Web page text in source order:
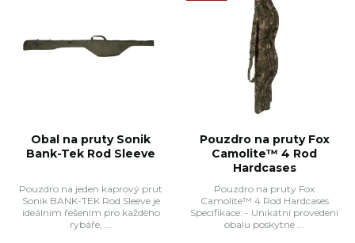
Obal na pruty Sonik
Bank-Tek Rod Sleeve
Pouzdro na jeden kaprový prut
Sonik BANK-TEK Rod Sleeve je
ideálním řešením pro každého
rybáře, ...
Pouzdro na pruty Fox
Camolite™ 4 Rod
Hardcases
Pouzdro na pruty Fox
Camolite™ 4 Rod Hardcases
Specifikace: - Unikátní provedení
obalu poskytne ...